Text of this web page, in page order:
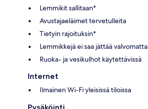
Lemmikit sallitaan*
Avustajaeläimet tervetulleita
Tietyin rajoituksin*
Lemmikkejä ei saa jättää valvomatta
Ruoka- ja vesikulhot käytettävissä
Internet
Ilmainen Wi-Fi yleisissä tiloissa